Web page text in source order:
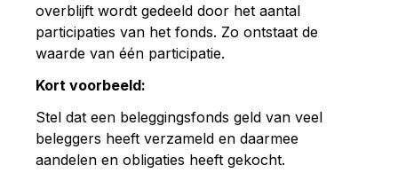
overblijft wordt gedeeld door het aantal
participaties van het fonds. Zo ontstaat de
waarde van één participatie.
Kort voorbeeld:
Stel dat een beleggingsfonds geld van veel
beleggers heeft verzameld en daarmee
aandelen en obligaties heeft gekocht.